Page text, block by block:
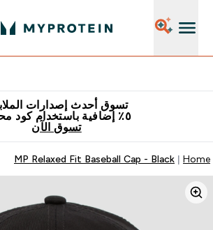
تسوق أحدث إصدارات
٥٪ إضافية باستخدام كود محدود
تسوق الآن
Home
MP Relaxed Fit Baseball Cap - Black